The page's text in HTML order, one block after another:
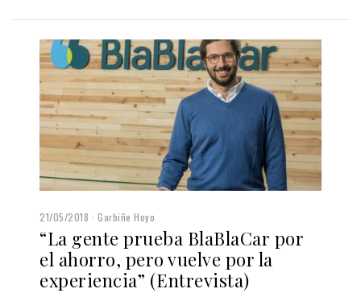
21/05/2018 Garbiñe Hoyo
“La gente prueba BlaBlaCar por
el ahorro, pero vuelve por la
experiencia” (Entrevista)